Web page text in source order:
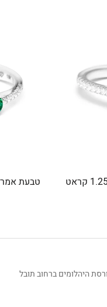
טבעת אמרלד
יהלום בקומה ה 32 של בורסת היהלומים ברחוב תובל